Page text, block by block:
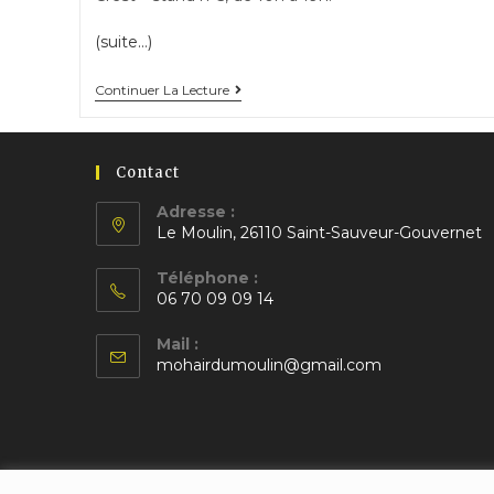
(suite…)
Continuer La Lecture
Fête
Crest
Contact
Adresse :
Le Moulin, 26110 Saint-Sauveur-Gouvernet
dans
un
nouvel
onglet
Téléphone :
06 70 09 09 14
dans
votre
Mail :
mohairdumoulin@gmail.com